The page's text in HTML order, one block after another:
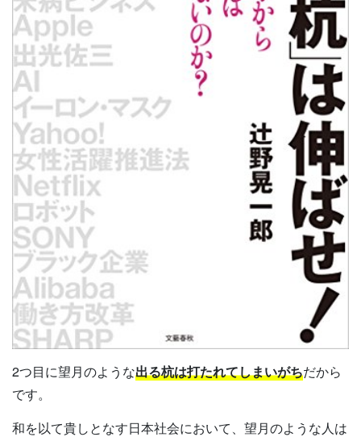
2つ目に望月のような出る杭は打たれてしまいがちだから
です。
和を以て貴しとなす日本社会において、望月のような人は